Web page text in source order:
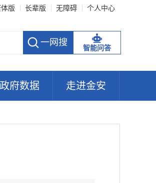
版 长辈版 无障碍 个人中心
智能问答
政府数据 走进金安